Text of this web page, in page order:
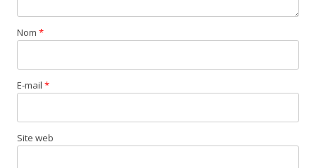
Nom *
E-mail *
Site web